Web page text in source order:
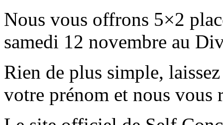
Nous vous offrons 5×2
samedi 12 novembre au
Rien de plus simple,
votre prénom et nous vous